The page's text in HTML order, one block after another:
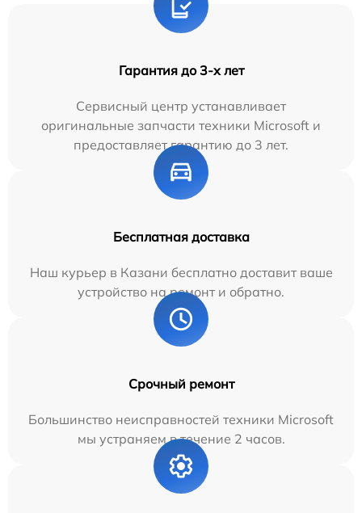
Гарантия до 3-х лет
Сервисный центр устанавливает
оригинальные запчасти техники Microsoft и
предоставляет гарантию до 3 лет.
Бесплатная доставка
Наш курьер в Казани бесплатно доставит ваше
устройство на ремонт и обратно.
Срочный ремонт
Большинство неисправностей техники Microsoft
мы устраняем в течение 2 часов.